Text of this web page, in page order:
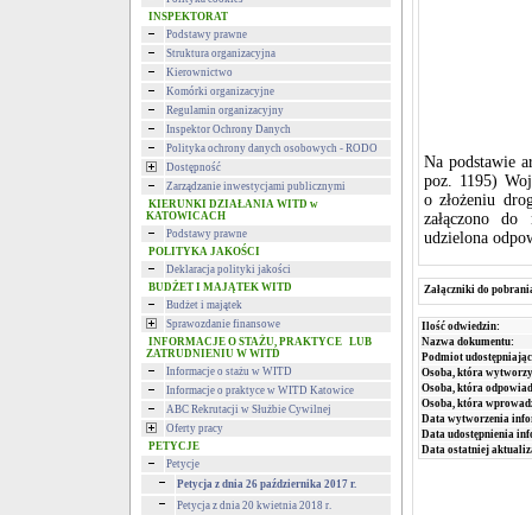
INSPEKTORAT
Podstawy prawne
Struktura organizacyjna
Kierownictwo
Komórki organizacyjne
Regulamin organizacyjny
Inspektor Ochrony Danych
Polityka ochrony danych osobowych - RODO
Dostępność
Zarządzanie inwestycjami publicznymi
KIERUNKI DZIAŁANIA WITD w
KATOWICACH
Podstawy prawne
POLITYKA JAKOŚCI
Deklaracja polityki jakości
BUDŻET I MAJĄTEK WITD
Budżet i majątek
Sprawozdanie finansowe
INFORMACJE O STAŻU, PRAKTYCE LUB
ZATRUDNIENIU W WITD
Informacje o stażu w WITD
Informacje o praktyce w WITD Katowice
ABC Rekrutacji w Służbie Cywilnej
Oferty pracy
PETYCJE
Petycje
Petycja z dnia 26 października 2017 r.
Petycja z dnia 20 kwietnia 2018 r.
Na podstawie
poz. 1195)
o złożeniu
załączono do
udzielona
Załączniki do
Ilość odwiedzin:
Nazwa dokumentu:
Podmiot
Osoba, która
Osoba, która
Osoba, która
Data wytworzenia
Data udostępnienia
Data ostatniej